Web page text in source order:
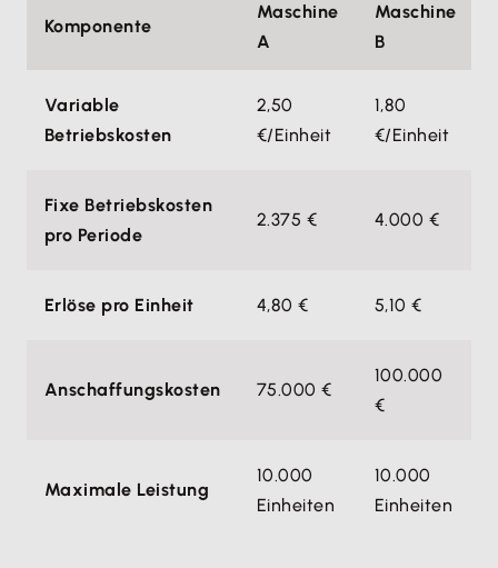
Komponente
Maschine
A
Maschine
B
Variable
Betriebskosten
2,50
€/Einheit
1,80
€/Einheit
Fixe Betriebskosten
pro Periode
2.375 € 4.000 €
Erlöse pro Einheit 4,80 € 5,10 €
Anschaffungskosten 75.000 €
100.000
€
Maximale Leistung
10.000
Einheiten
10.000
Einheiten